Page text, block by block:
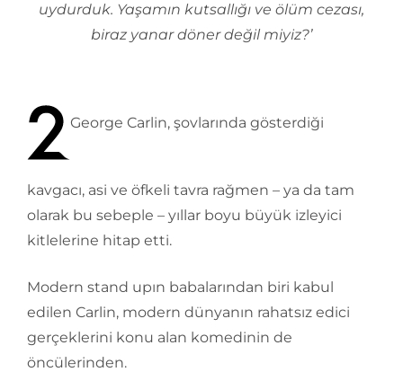
uydurduk. Yaşamın kutsallığı ve ölüm cezası,
biraz yanar döner değil miyiz?’
George Carlin, şovlarında gösterdiği
kavgacı, asi ve öfkeli tavra rağmen – ya da tam
olarak bu sebeple – yıllar boyu büyük izleyici
kitlelerine hitap etti.
Modern stand upın babalarından biri kabul
edilen Carlin, modern dünyanın rahatsız edici
gerçeklerini konu alan komedinin de
öncülerinden.